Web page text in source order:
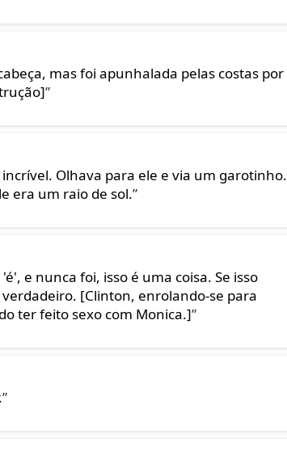
mas foi apunhalada pelas costas por
”
Olhava para ele e via um garotinho.
era um raio de sol.”
e nunca foi, isso é uma coisa. Se isso
[Clinton, enrolando-se para
ter feito sexo com Monica.]”
”